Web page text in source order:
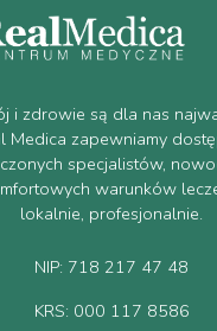
i zdrowie są dla nas
Medica zapewniamy
specjalistów,
warunków
lokalnie, profesjonalnie.
NIP: 718 217 47 48
KRS: 000 117 8586